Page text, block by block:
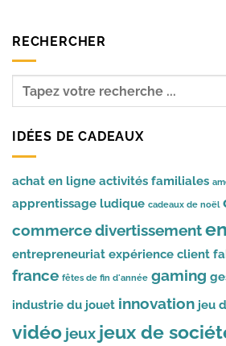
RECHERCHER
IDÉES DE CADEAUX
achat en ligne activités familiales
apprentissage ludique cadeaux de noël
commercedivertissement
entrepreneuriat expérience client
france fêtes de fin d'année gaming
industrie du jouet innovation jeu
vidéo jeux jeux de